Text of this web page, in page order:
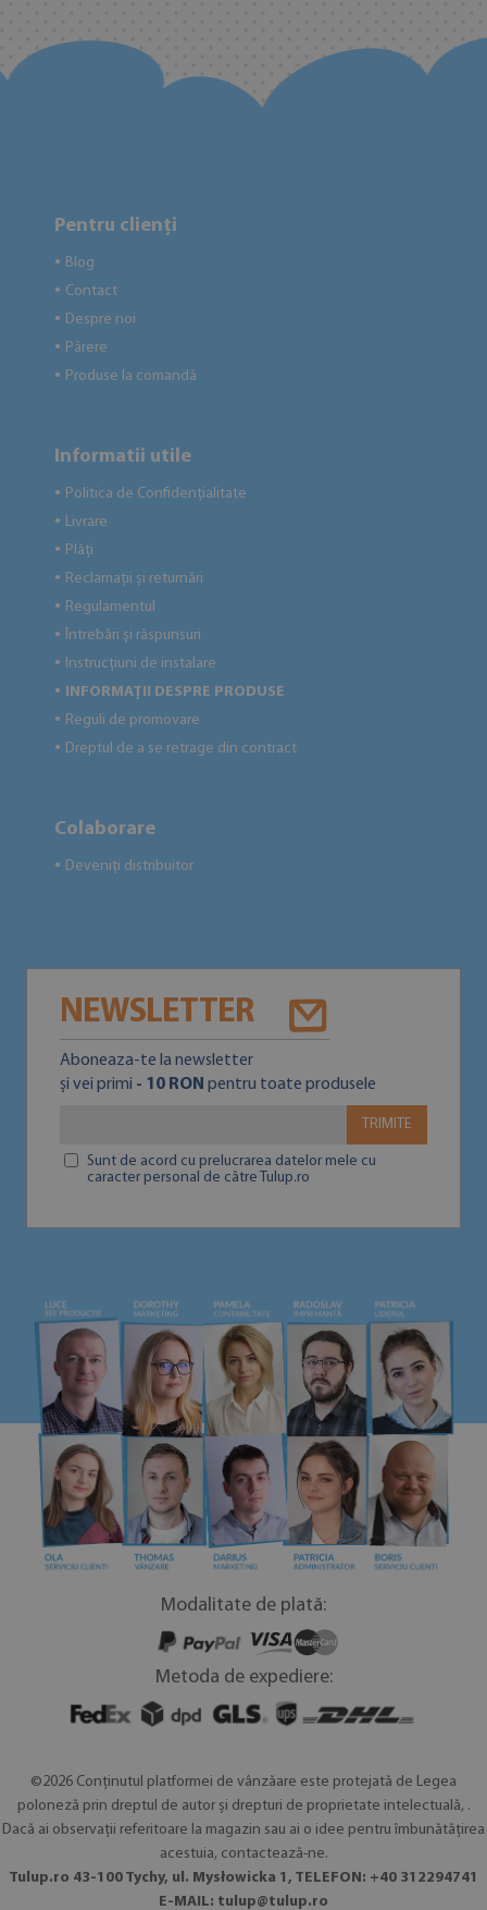
Pentru clienți
● Blog
● Contact
● Despre noi
● Părere
● Produse la comandă
Informatii utile
● Politica de Confidențialitate
● Livrare
● Plăți
● Reclamații și returnări
● Regulamentul
● Întrebări și răspunsuri
● Instrucțiuni de instalare
● INFORMAȚII DESPRE PRODUSE
● Reguli de promovare
● Dreptul de a se retrage din contract
Colaborare
● Deveniți distribuitor
NEWSLETTER
Aboneaza-te la newsletter
și vei primi - 10 RON pentru toate produsele
TRIMITE
Sunt de acord cu prelucrarea datelor mele cu
caracter personal de către Tulup.ro
Modalitate de plată:
Metoda de expediere:
©2026 Conținutul platformei de vânzăare este protejată de Legea
poloneză prin dreptul de autor și drepturi de proprietate intelectuală, .
Dacă ai observaţii referitoare la magazin sau ai o idee pentru îmbunătățirea
acestuia, contactează-ne.
Tulup.ro 43-100 Tychy, ul. Mysłowicka 1, TELEFON: +40 312294741
E-MAIL: tulup@tulup.ro